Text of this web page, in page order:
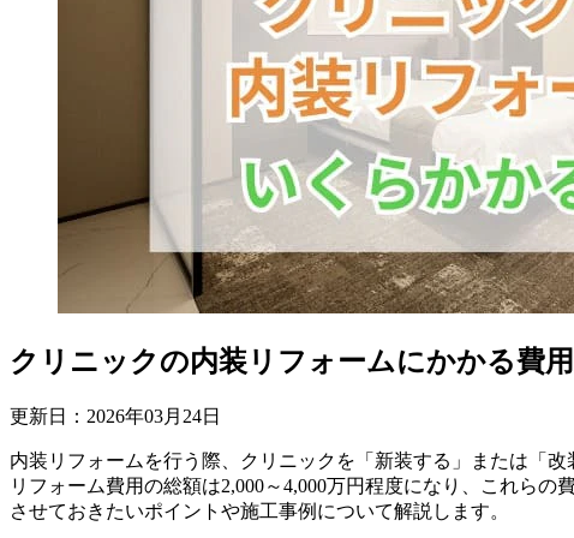
クリニックの内装リフォームにかかる費
更新日： 2026年03月 24日
内装リフォームを行う際、クリニックを「新装する」または「
リフォーム費用の総額は2,000～4,000万円程度になり、これら
させておきたいポイントや施工事例について解説します。